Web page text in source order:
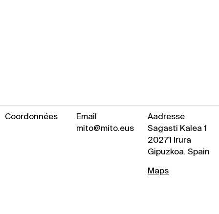
Coordonnées
Email
mito@mito.eus
Aadresse
Sagasti Kalea 1
20271 Irura
Gipuzkoa. Spain
Maps